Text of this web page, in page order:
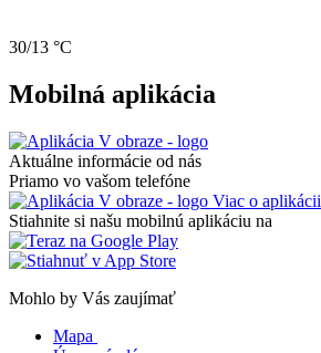
30/13 °C
Mobilná aplikácia
Aktuálne informácie od nás
Priamo vo vašom telefóne
Viac o aplikácii
Stiahnite si našu mobilnú aplikáciu na
Mohlo by Vás zaujímať
Mapa